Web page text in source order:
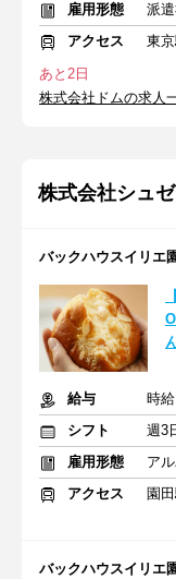
雇用形態
派
アクセス
東
あと2日
株式会社ドムの求人
株式会社シュ
バックハウスイリエ
給与
時
シフト
雇用形態
ア
アクセス
園
バックハウスイリエ